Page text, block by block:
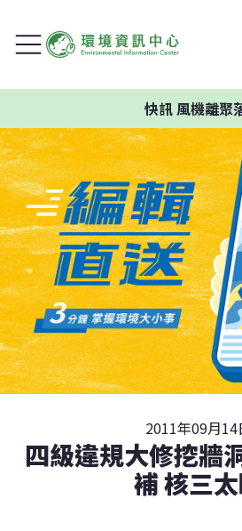
快訊風機離聚
2011年09月14
四級違規大修挖牆
補 核三